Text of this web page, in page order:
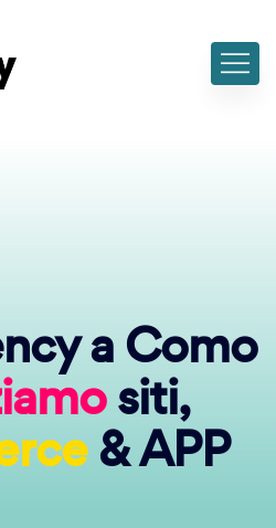
a Como
siti,
& APP